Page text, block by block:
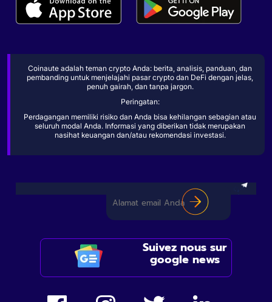
Coinaute adalah teman crypto Anda: berita, analisis, panduan, dan
pembanding untuk menjelajahi pasar crypto dan DeFi dengan jelas,
penuh gairah, dan tanpa jargon.
Peringatan:
Perdagangan memiliki risiko dan Anda bisa kehilangan sebagian atau
seluruh modal Anda. Informasi yang diberikan tidak merupakan
nasihat keuangan dan/atau rekomendasi investasi.
Suivez nous sur
google news